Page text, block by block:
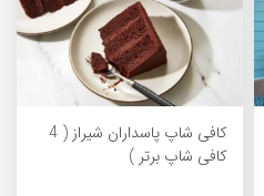
کافی شاپ پاسداران شیراز ( 4
کافی شاپ برتر )